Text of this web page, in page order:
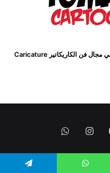
- موقع إلكتروني متخصص في مجال فن الكاريكاتير Caricature
‫YouTubeانستقرامواتساب